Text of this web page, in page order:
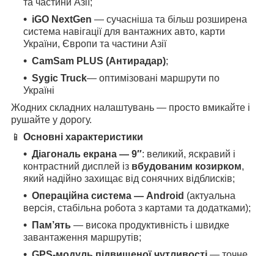
iGO NextGen — сучасніша та більш розширена
система навігації для вантажних авто, карти
України, Європи та частини Азії
CamSam PLUS (Антирадар);
Sygic Truck— оптимізовані маршрути по
Україні
Жодних складних налаштувань — просто вмикайте і
рушайте у дорогу.
📱 Основні характеристики
Діагональ екрана — 9″: великий, яскравий і
контрастний дисплей із вбудованим козирком,
який надійно захищає від сонячних відблисків;
Операційна система — Android (актуальна
версія, стабільна робота з картами та додатками);
Пам’ять — висока продуктивність і швидке
завантаження маршрутів;